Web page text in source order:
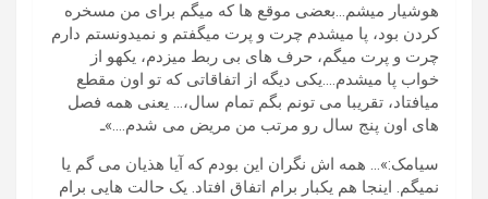
هوشیار میشم…بعضی موقع ها که میگم برای من مسخره
کردن بود، پا میشدم چرت و پرت میگفتم و نمیدونستم دارم
چرت و پرت میگم، حرف های بی ربط میزدم، یکهو از
خواب پا میشدم….یکی دیگه از اتفاقاتی که تو اون مقطع
میافتاد، تقریبا می تونم بگم تمام سال،… یعنی همه فصل
های اون پنج سال رو مرتب من مریض می شدم….»ـ
سیامک:»… همه اش نگران این بودم که آیا هذیان می گم یا
نمیگم. اینجا هم یکبار برام اتفاق افتاد. یک حالت هایی برام